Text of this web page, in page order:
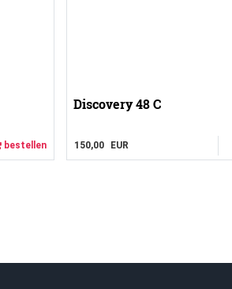
bestellen
Discovery 48 C
150,00 EUR